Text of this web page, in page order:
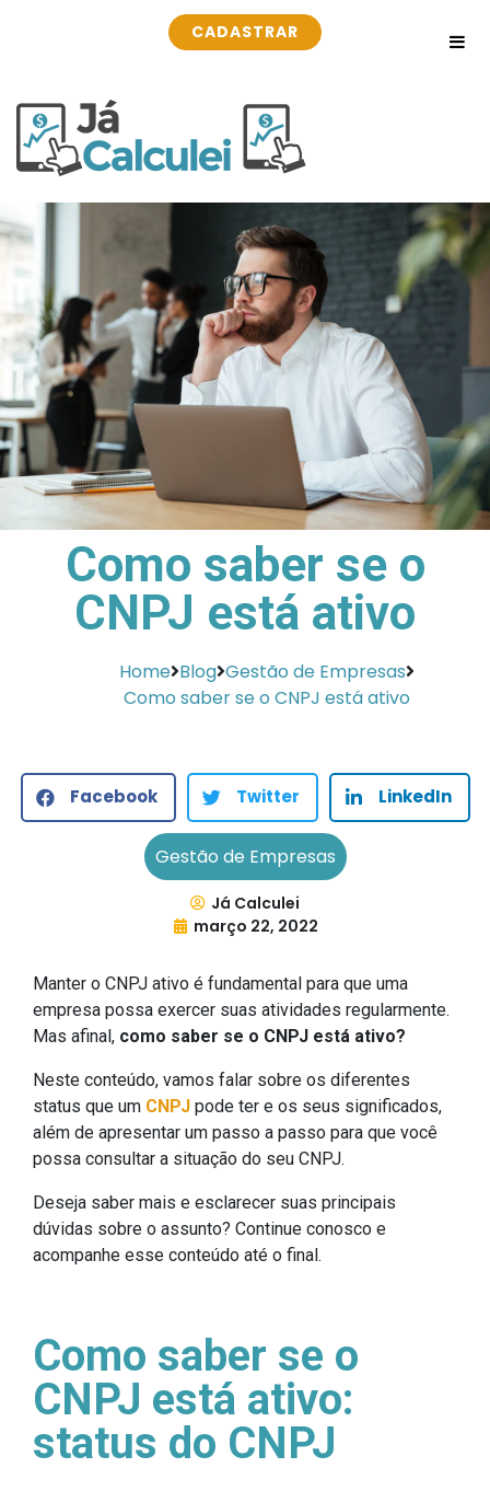
CADASTRAR
Como saber se o
CNPJ está ativo
Home Blog Gestão de Empresas
Como saber se o CNPJ está ativo
Facebook Twitter LinkedIn
Gestão de Empresas
Já Calculei
março 22, 2022
Manter o CNPJ ativo é fundamental para que uma
empresa possa exercer suas atividades regularmente.
Mas afinal, como saber se o CNPJ está ativo?
Neste conteúdo, vamos falar sobre os diferentes
status que um CNPJ pode ter e os seus significados,
além de apresentar um passo a passo para que você
possa consultar a situação do seu CNPJ.
Deseja saber mais e esclarecer suas principais
dúvidas sobre o assunto? Continue conosco e
acompanhe esse conteúdo até o final.
Como saber se o
CNPJ está ativo:
status do CNPJ